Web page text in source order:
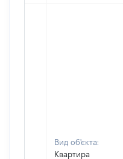
Вид об'єкта:
Квартира